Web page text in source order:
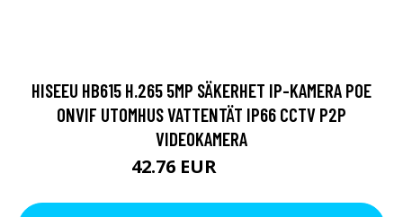
HISEEU HB615 H.265 5MP SÄKERHET IP-KAMERA POE
ONVIF UTOMHUS VATTENTÄT IP66 CCTV P2P
VIDEOKAMERA
42.76 EUR